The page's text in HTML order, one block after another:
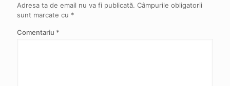
Adresa ta de email nu va fi publicată. Câmpurile obligatorii
sunt marcate cu *
Comentariu *